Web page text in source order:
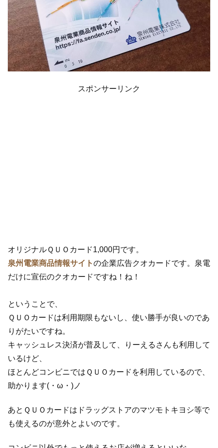
スポンサーリンク
オリジナルＱＵＯカード1,000円です。
泉州電業商品情報サイトの企業広告クオカードです。泉電
だけに宣伝のクオカードですね！ね！
ということで、
ＱＵＯカードは利用期限もないし、使い勝手が良いのであ
りがたいですね。
キャッシュレス決済が普及して、りーえるさんも利用して
いるけど、
ほとんどコンビニではＱＵＯカードを利用しているので、
助かります(・ω・)ノ
あとＱＵＯカードはドラッグストアのマツモトキヨシ等で
も使えるのが意外とよいのです。